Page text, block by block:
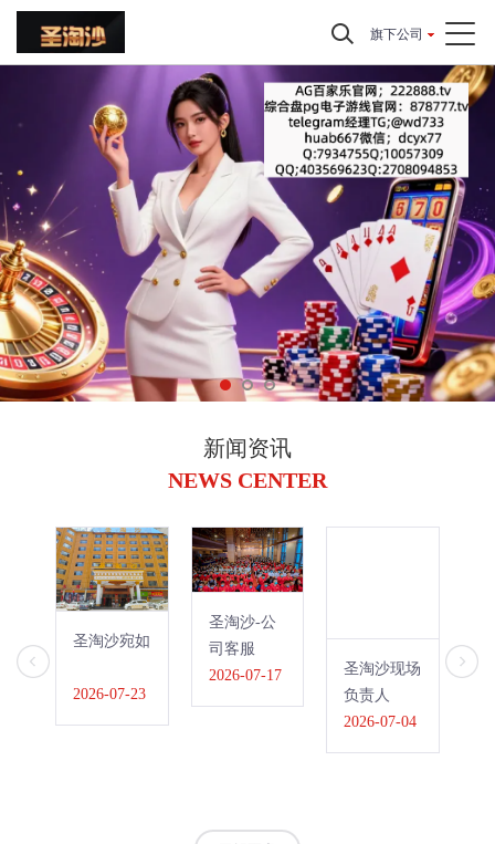
旗下公司
新闻资讯
NEWS CENTER
圣淘沙宛如
2026-07-23
圣淘沙-公
司客服
2026-07-17
圣淘沙现场
负责人
2026-07-04